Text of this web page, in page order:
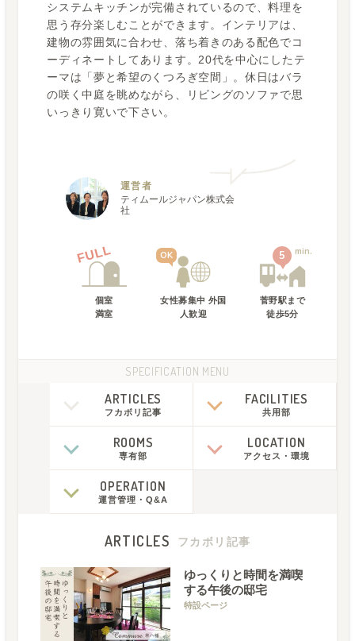
システムキッチンが完備されているので、料理を
思う存分楽しむことができます。インテリアは、
建物の雰囲気に合わせ、落ち着きのある配色でコ
ーディネートしてあります。20代を中心にしたテ
ーマは「夢と希望のくつろぎ空間」。休日はバラ
の咲く中庭を眺めながら、リビングのソファで思
いっきり寛いで下さい。
FULL
個室
満室
OK
女性募集中 外国
人歓迎
5 min.
菅野駅まで
徒歩5分
運営者
ティムールジャパン株式会
社
SPECIFICATION MENU
ARTICLES
フカボリ記事
FACILITIES
共用部
ROOMS
専有部
LOCATION
アクセス ・環境
OPERATION
運営管理 ・Q&A
ARTICLES フカボリ記事
ゆっくりと時間を満喫
する午後の邸宅
特設ページ